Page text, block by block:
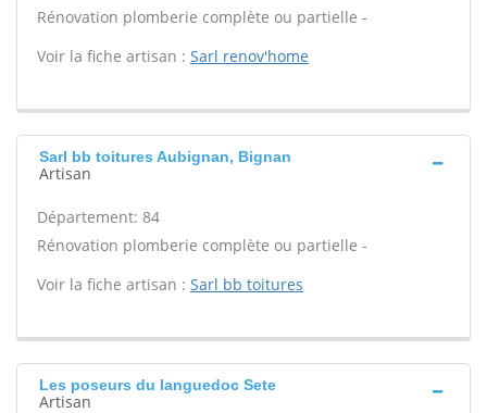
Rénovation plomberie complète ou partielle -
Voir la fiche artisan : Sarl renov'home
Sarl bb toitures Aubignan, Bignan
Artisan
Département: 84
Rénovation plomberie complète ou partielle -
Voir la fiche artisan : Sarl bb toitures
Les poseurs du languedoc Sete
Artisan